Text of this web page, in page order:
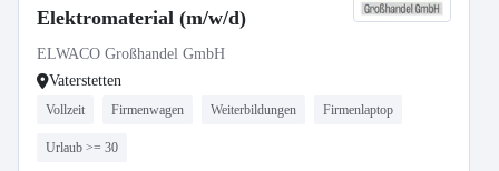
Elektromaterial (m/w/d)
ELWACO Großhandel GmbH
Vaterstetten
Vollzeit Firmenwagen Weiterbildungen Firmenlaptop
Urlaub >= 30